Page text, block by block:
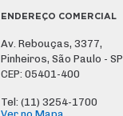
ENDEREÇO COMERCIAL
Av. Rebouças, 3377,
Pinheiros, São Paulo - SP
CEP: 05401-400
Tel: (11) 3254-1700